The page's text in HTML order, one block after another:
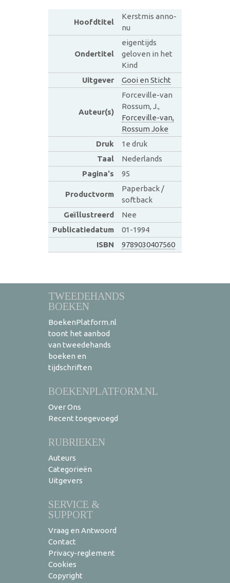
Hoofdtitel
Kerstmis anno-
nu
Ondertitel
eigentijds
geloven in het
Kind
Uitgever
Gooi en Sticht
Auteur(s)
Forceville-van
Rossum, J.,
Forceville-van,
Rossum Joke
Druk
1e druk
Taal
Nederlands
Pagina's
95
Productvorm
Paperback /
softback
Geïllustreerd
Nee
Publicatiedatum
01-1994
ISBN
9789030407560
TWEEDEHANDS
BOEKEN
BoekenPlatform.nl
toont het aanbod
van tweedehands
boeken en
tijdschriften
BOEKENPLATFORM.NL
Over Ons
Recent toegevoegd
RUBRIEKEN
Auteurs
Categorieën
Uitgevers
SERVICE &
SUPPORT
Vraag en Antwoord
Contact
Privacy-reglement
Cookies
Copyright